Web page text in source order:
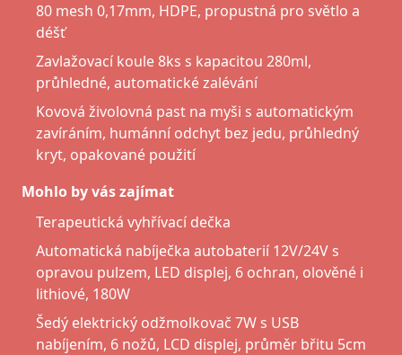
80 mesh 0,17mm, HDPE, propustná pro světlo a
déšť
Zavlažovací koule 8ks s kapacitou 280ml,
průhledné, automatické zalévání
Kovová živolovná past na myši s automatickým
zavíráním, humánní odchyt bez jedu, průhledný
kryt, opakované použití
Mohlo by vás zajímat
Terapeutická vyhřívací dečka
Automatická nabíječka autobaterií 12V/24V s
opravou pulzem, LED displej, 6 ochran, olověné i
lithiové, 180W
Šedý elektrický odžmolkovač 7W s USB
nabíjením, 6 nožů, LCD displej, průměr břitu 5cm